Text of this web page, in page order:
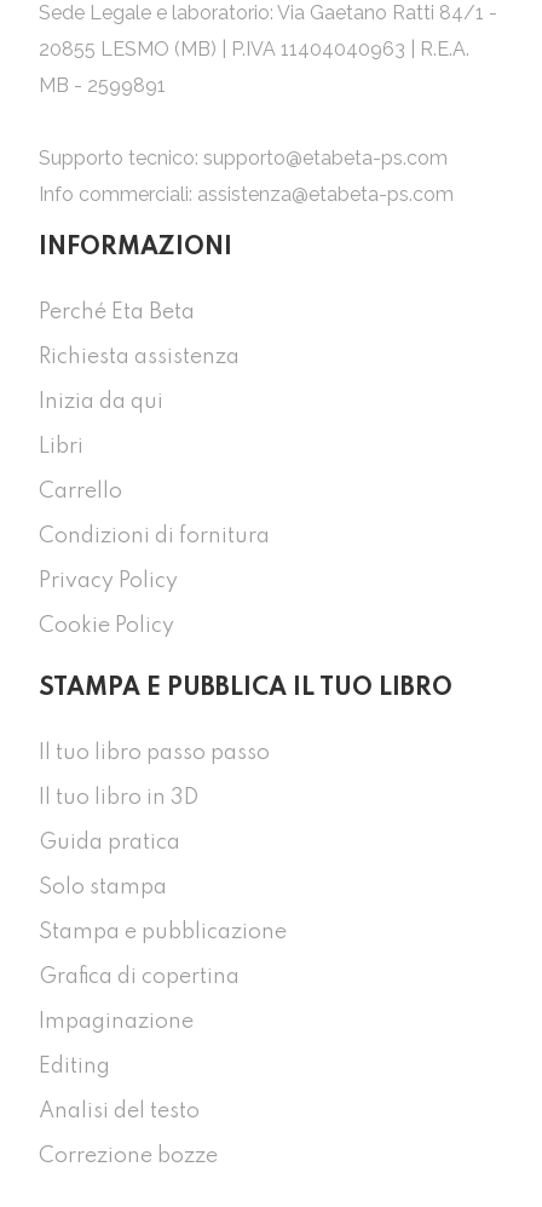
Sede Legale e laboratorio: Via Gaetano Ratti 84/1 -
20855 LESMO (MB) | P.IVA 11404040963 | R.E.A.
MB - 2599891
Supporto tecnico: supporto@etabeta-ps.com
Info commerciali: assistenza@etabeta-ps.com
INFORMAZIONI
Perché Eta Beta
Richiesta assistenza
Inizia da qui
Libri
Carrello
Condizioni di fornitura
Privacy Policy
Cookie Policy
STAMPA E PUBBLICA IL TUO LIBRO
Il tuo libro passo passo
Il tuo libro in 3D
Guida pratica
Solo stampa
Stampa e pubblicazione
Grafica di copertina
Impaginazione
Editing
Analisi del testo
Correzione bozze